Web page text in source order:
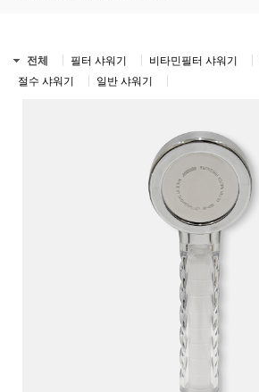
전체 필터 샤워기 비타민필터 샤워기
절수 샤워기
일반 샤워기